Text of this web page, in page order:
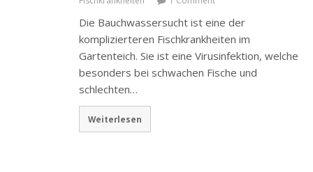
Die Bauchwassersucht ist eine der
komplizierteren Fischkrankheiten im
Gartenteich. Sie ist eine Virusinfektion, welche
besonders bei schwachen Fische und
schlechten…
Weiterlesen